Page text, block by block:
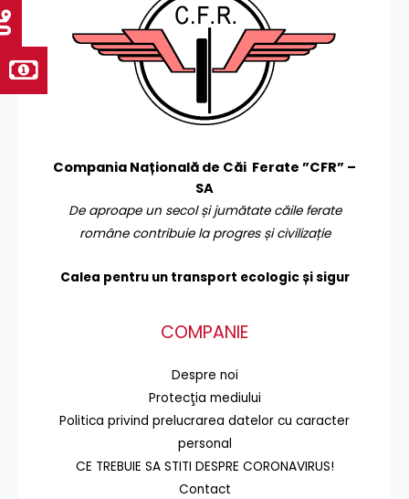
Compania Națională de Căi Ferate ”CFR” –
SA
De aproape un secol și jumătate căile ferate
române contribuie la progres și civilizație
Calea pentru un transport ecologic și sigur
COMPANIE
Despre noi
Protecţia mediului
Politica privind prelucrarea datelor cu caracter
personal
CE TREBUIE SA STITI DESPRE CORONAVIRUS!
Contact